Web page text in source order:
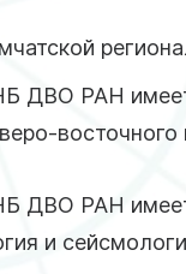
ДВО РАН
ДВО РАН
и